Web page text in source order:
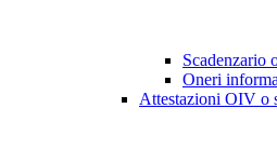
Scadenzario
Oneri
Attestazioni OIV o